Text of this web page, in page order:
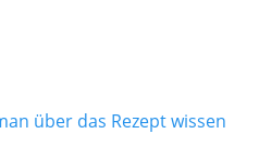
über das Rezept wissen